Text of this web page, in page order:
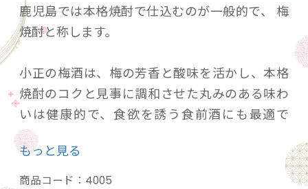
鹿児島では本格焼酎で仕込むのが一般的で、 梅
焼酎と称します。
小正の梅酒は、梅の芳香と酸味を活かし、本格
焼酎のコクと見事に調和させた丸みのある味わ
いは健康的で、食欲を誘う食前酒にも最適で
す。
おすすめの飲み方は、冷たく冷やしてロックで
飲むか、ソーダ割りがおすすめです。
もっと見る
商品コード： 4005